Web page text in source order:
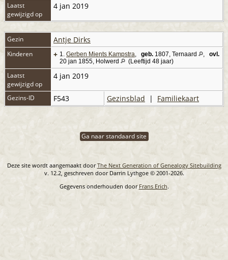
Laatst
gewijzigd op
4 jan 2019
Gezin Antje Dirks
Kinderen + 1. Gerben Mients Kampstra, geb. 1807, Ternaard , ovl.
20 jan 1855, Holwerd
(Leeftijd 48 jaar)
Laatst
gewijzigd op
4 jan 2019
Gezins-ID F543 Gezinsblad | Familiekaart
Ga naar standaard site
Deze site wordt aangemaakt doorThe Next Generation of Genealogy Sitebuilding
v. 12.2, geschreven door Darrin Lythgoe © 2001-2026.
Gegevens onderhouden doorFrans Erich.